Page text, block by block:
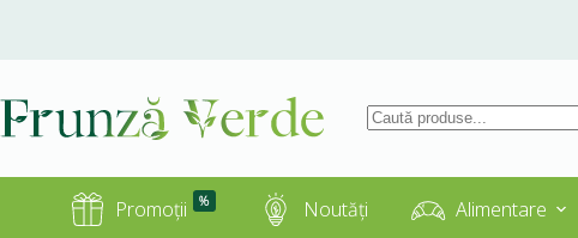
Promoții % Noutăți Alimentare